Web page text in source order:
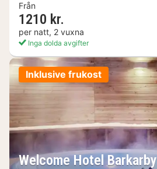
Från
1210 kr.
per natt, 2 vuxna
Inga dolda avgifter
Inklusive frukost
Welcome Hotel Barkarby